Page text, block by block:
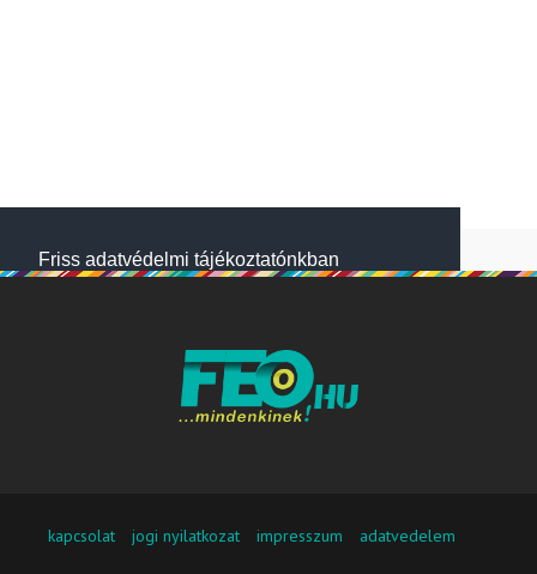
Friss adatvédelmi tájékoztatónkban
használunk a jobb működésért. A Website
NetSolution Média Zrt. 2018 május 25.
napjától hatályos adatkezelési tájékoztatóját
kapcsolat jogi nyilatkozat impresszum adatvedelem